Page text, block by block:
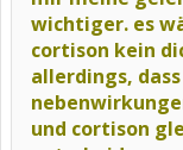
wichtiger. es
cortison kein
allerdings,
und cortison